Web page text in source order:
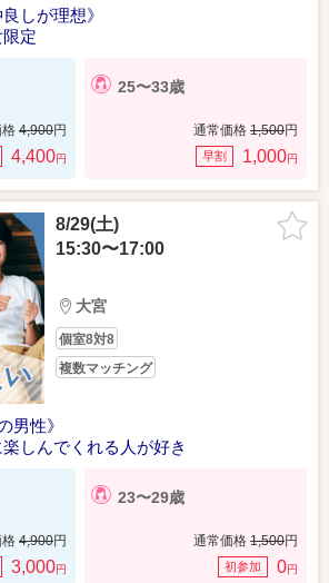
しが理想》
定
4,900円
4,400円
25〜33歳
通常価格 1,500円
早割 1,000円
8/29(土)
15:30〜17:00
大宮
個室8対8
複数マッチング
男性》
しんでくれる人が好き
4,900円
3,000円
23〜29歳
通常価格 1,500円
初参加 0円